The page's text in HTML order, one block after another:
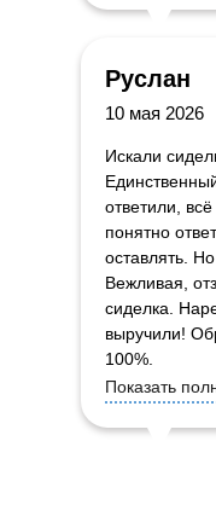
Руслан
10 мая 2026
Искали
ответили,
понятно
оставлять.
Вежливая,
сиделка.
выручили!
100%.
Показать